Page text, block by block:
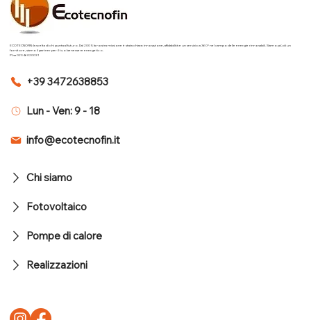
ECOTECNOFIN: la scelta di chi punta al futuro. Dal 2009, la nostra missione è stata chiara: innovazione, affidabilità e un servizio a 360° nel campo delle energie rinnovabili. Siamo più di un
fornitore, siamo il partner per il tuo benessere energetico.
P.Iva 02346020031
+39 3472638853
Lun - Ven: 9 - 18
info@ecotecnofin.it
Chi siamo
Fotovoltaico
Realizzazioni
Pompe di calore